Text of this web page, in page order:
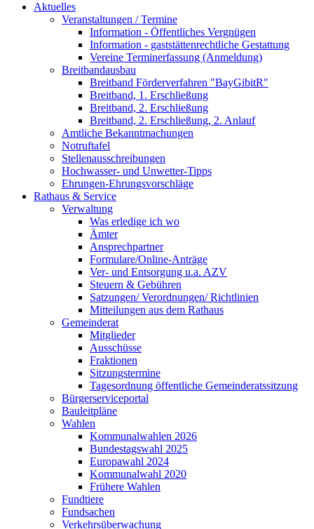
Aktuelles
Veranstaltungen / Termine
Information - Öffentliches Vergnügen
Information - gaststättenrechtliche Gestattung
Vereine Terminerfassung (Anmeldung)
Breitbandausbau
Breitband Förderverfahren "BayGibitR"
Breitband, 1. Erschließung
Breitband, 2. Erschließung
Breitband, 2. Erschließung, 2. Anlauf
Amtliche Bekanntmachungen
Notruftafel
Stellenausschreibungen
Hochwasser- und Unwetter-Tipps
Ehrungen-Ehrungsvorschläge
Rathaus & Service
Verwaltung
Was erledige ich wo
Ämter
Ansprechpartner
Formulare/Online-Anträge
Ver- und Entsorgung u.a. AZV
Steuern & Gebühren
Satzungen/ Verordnungen/ Richtlinien
Mitteilungen aus dem Rathaus
Gemeinderat
Mitglieder
Ausschüsse
Fraktionen
Sitzungstermine
Tagesordnung öffentliche Gemeinderatssitzung
Bürgerserviceportal
Bauleitpläne
Wahlen
Kommunalwahlen 2026
Bundestagswahl 2025
Europawahl 2024
Kommunalwahl 2020
Frühere Wahlen
Fundtiere
Fundsachen
Verkehrsüberwachung